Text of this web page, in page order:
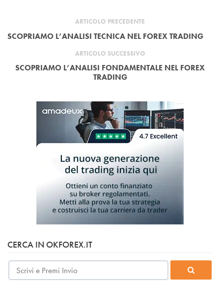
ARTICOLO PRECEDENTE
SCOPRIAMO L’ANALISI TECNICA NEL FOREX TRADING
ARTICOLO SUCCESSIVO
SCOPRIAMO L’ANALISI FONDAMENTALE NEL FOREX
TRADING
CERCA IN OKFOREX.IT